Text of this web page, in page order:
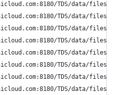
TDS/data/files/p9/
TDS/data/files/p9/
TDS/data/files/p9/
TDS/data/files/p9/
TDS/data/files/p9/
TDS/data/files/p9/
TDS/data/files/p9/
TDS/data/files/